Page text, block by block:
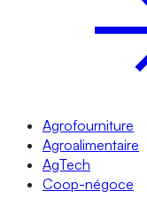
Agrofourniture
Agroalimentaire
AgTech
Coop-négoce